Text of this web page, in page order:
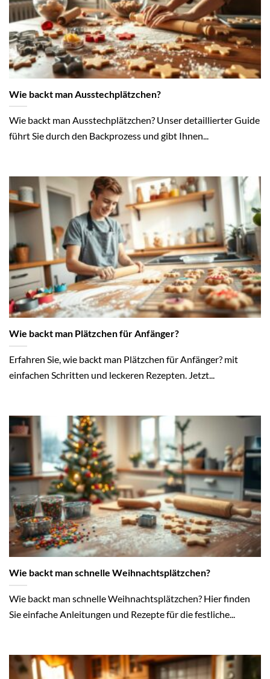
Wie backt man Ausstechplätzchen?
Wie backt man Ausstechplätzchen? Unser detaillierter Guide
führt Sie durch den Backprozess und gibt Ihnen...
Wie backt man Plätzchen für Anfänger?
Erfahren Sie, wie backt man Plätzchen für Anfänger? mit
einfachen Schritten und leckeren Rezepten. Jetzt...
Wie backt man schnelle Weihnachtsplätzchen?
Wie backt man schnelle Weihnachtsplätzchen? Hier finden
Sie einfache Anleitungen und Rezepte für die festliche...